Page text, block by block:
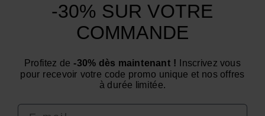
Categorías
¿Necesita consejo? ¿Tiene alguna pregunta?
Estamos a su servicio de lunes a viernes: de 9:00 a
12:00 y de 14:00 a 16:00
-30% SUR VOTRE
COMMANDE
Profitez de -30% dès maintenant ! Inscrivez vous
pour recevoir votre code promo unique et nos offres
à durée limitée.
Email